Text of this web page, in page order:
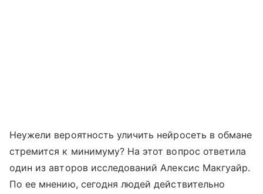
Неужели вероятность уличить нейросеть в обмане
стремится к минимуму? На этот вопрос ответила
один из авторов исследований Алексис Макгуайр.
По ее мнению, сегодня людей действительно